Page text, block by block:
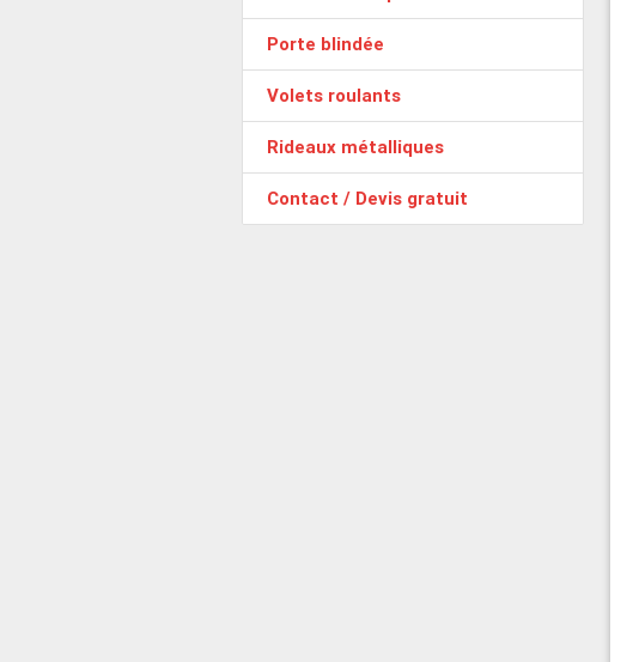
Porte blindée
Volets roulants
Rideaux métalliques
Contact / Devis gratuit